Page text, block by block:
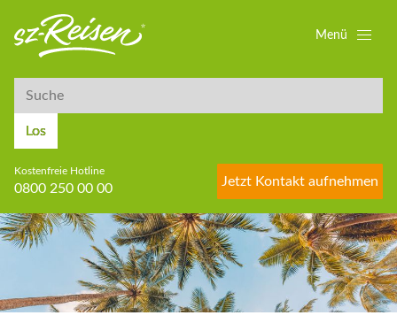
Suche
Los
Kostenfreie Hotline
0800 250 00 00
Jetzt Kontakt aufnehmen
Menü